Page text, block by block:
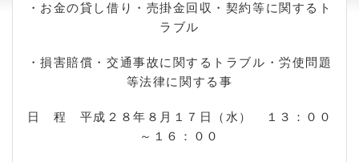
・お金の貸し借り・売掛金回収・契約等に関するト
ラブル
・損害賠償・交通事故に関するトラブル・労使問題
等法律に関する事
日 程 平成２８年８月１７日（水） １３：００
～１６：００